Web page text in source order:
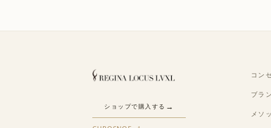
ショップで購入する
コン
ブラ
メソ